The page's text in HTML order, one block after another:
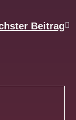
Beitrag